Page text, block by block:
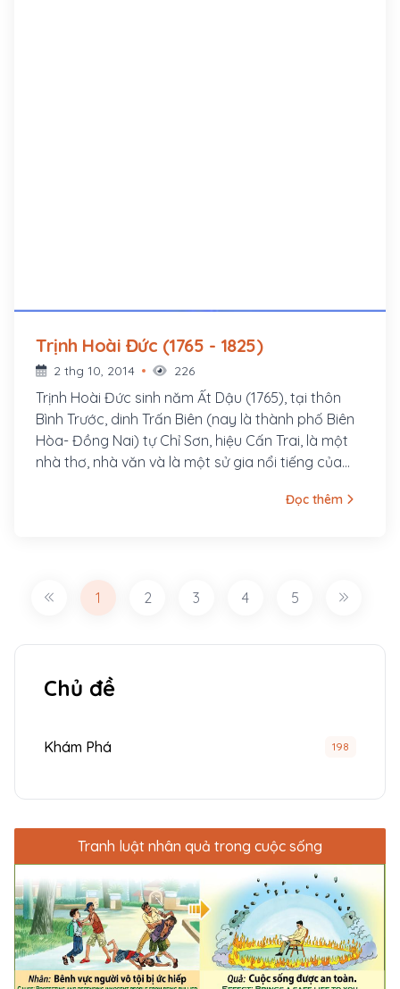
Trịnh Hoài Đức (1765 - 1825)
2 thg 10, 2014 226
Trịnh Hoài Đức sinh năm Ất Dậu (1765), tại thôn
Bình Trước, dinh Trấn Biên (nay là thành phố Biên
Hòa- Đồng Nai) tự Chỉ Sơn, hiệu Cấn Trai, là một
nhà thơ, nhà văn và là một sử gia nổi tiếng của
Đọc thêm
1 2 3 4 5
Chủ đề
Khám Phá 198
Tranh luật nhân quả trong cuộc sống